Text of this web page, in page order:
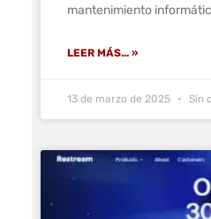
mantenimiento
LEER MÁS... »
13 de marzo de 2025 Sin